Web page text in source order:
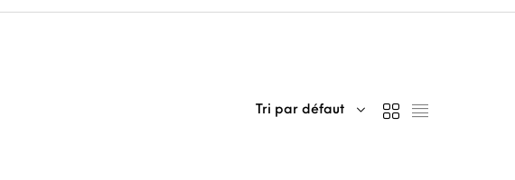
Tri par défaut